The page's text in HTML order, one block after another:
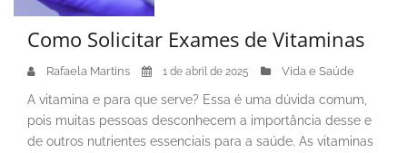
Como Solicitar Exames de Vitaminas
Rafaela Martins 1 de abril de 2025 Vida e Saúde
A vitamina e para que serve? Essa é uma dúvida comum,
pois muitas pessoas desconhecem a importância desse e
de outros nutrientes essenciais para a saúde. As vitaminas